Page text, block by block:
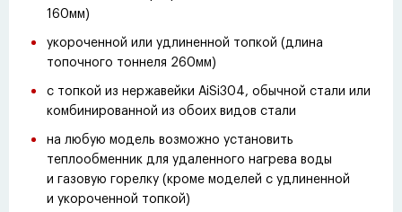
160мм)
укороченной или удлиненной топкой (длина
топочного тоннеля 260мм)
с топкой из нержавейки AiSi304, обычной стали или
комбинированной из обоих видов стали
на любую модель возможно установить
теплообменник для удаленного нагрева воды
и газовую горелку (кроме моделей с удлиненной
и укороченной топкой)